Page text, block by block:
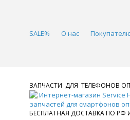
SALE% О нас
ЗАПЧАСТИ ДЛЯ ТЕЛЕФОНОВ
БЕСПЛАТНАЯ ДОСТАВКА ПО РФ